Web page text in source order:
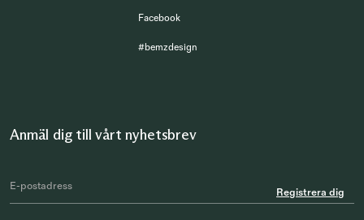
Facebook
#bemzdesign
Anmäl dig till vårt nyhetsbrev
Registrera dig